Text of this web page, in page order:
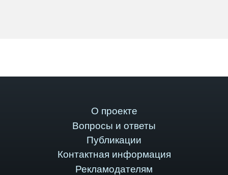
О проекте
Вопросы и ответы
Публикации
Контактная информация
Рекламодателям